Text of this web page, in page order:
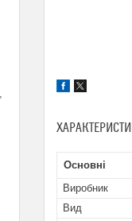
Основні
Виробник
Вид